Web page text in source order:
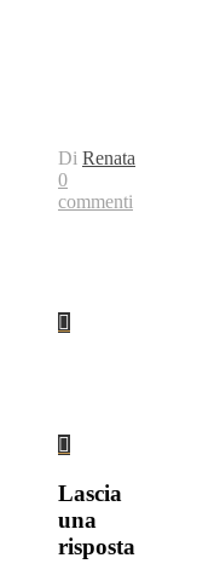
Di Renata
0
commenti
Lascia
una
risposta